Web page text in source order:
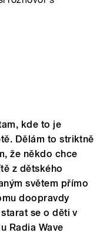
kde to je
Dělám to striktně
že někdo chce
z dětského
světem přímo
doopravdy
se o děti v
Radia Wave